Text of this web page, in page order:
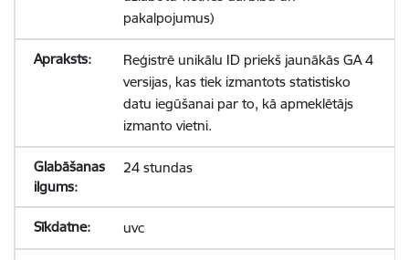
pakalpojumus)
Reģistrē unikālu ID priekš jaunākās GA 4
versijas, kas tiek izmantots statistisko
datu iegūšanai par to, kā apmeklētājs
izmanto vietni.
24 stundas
uvc